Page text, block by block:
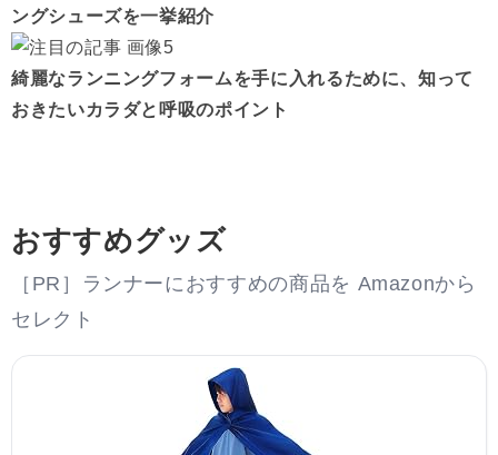
ングシューズを一挙紹介
綺麗なランニングフォームを手に入れるために、知って
おきたいカラダと呼吸のポイント
おすすめグッズ
［PR］ランナーにおすすめの商品を Amazonから
セレクト